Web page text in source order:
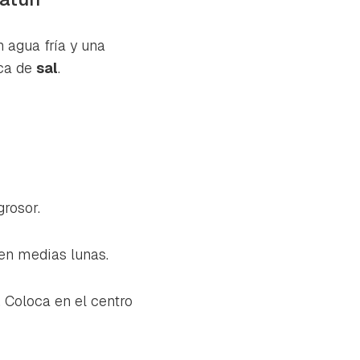
agua fría y una
de sal.
medias lunas.
en el centro